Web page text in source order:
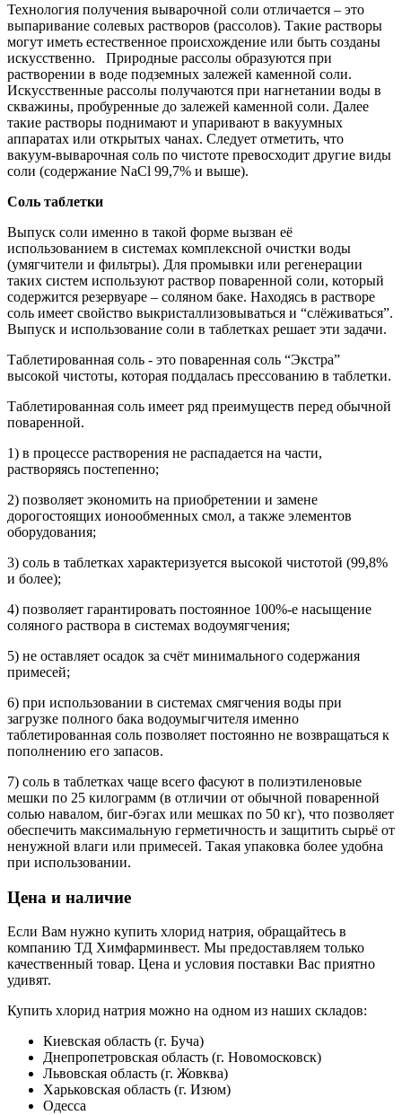
Технология получения выварочной соли отличается – это
выпаривание солевых растворов (рассолов). Такие растворы
могут иметь естественное происхождение или быть созданы
искусственно. Природные рассолы образуются при
растворении в воде подземных залежей каменной соли.
Искусственные рассолы получаются при нагнетании воды в
скважины, пробуренные до залежей каменной соли. Далее
такие растворы поднимают и упаривают в вакуумных
аппаратах или открытых чанах. Следует отметить, что
вакуум-выварочная соль по чистоте превосходит другие виды
соли (содержание NaCl 99,7% и выше).
Соль таблетки
Выпуск соли именно в такой форме вызван её
использованием в системах комплексной очистки воды
(умягчители и фильтры). Для промывки или регенерации
таких систем используют раствор поваренной соли, который
содержится резервуаре – соляном баке. Находясь в растворе
соль имеет свойство выкристаллизовываться и “слёживаться”.
Выпуск и использование соли в таблетках решает эти задачи.
Таблетированная соль - это поваренная соль “Экстра”
высокой чистоты, которая поддалась прессованию в таблетки.
Таблетированная соль имеет ряд преимуществ перед обычной
поваренной.
1) в процессе растворения не распадается на части,
растворяясь постепенно;
2) позволяет экономить на приобретении и замене
дорогостоящих ионообменных смол, а также элементов
оборудования;
3) соль в таблетках характеризуется высокой чистотой (99,8%
и более);
4) позволяет гарантировать постоянное 100%-е насыщение
соляного раствора в системах водоумягчения;
5) не оставляет осадок за счёт минимального содержания
примесей;
6) при использовании в системах смягчения воды при
загрузке полного бака водоумыгчителя именно
таблетированная соль позволяет постоянно не возвращаться к
пополнению его запасов.
7) соль в таблетках чаще всего фасуют в полиэтиленовые
мешки по 25 килограмм (в отличии от обычной поваренной
солью навалом, биг-бэгах или мешках по 50 кг), что позволяет
обеспечить максимальную герметичность и защитить сырьё от
ненужной влаги или примесей. Такая упаковка более удобна
при использовании.
Цена и наличие
Если Вам нужно купить хлорид натрия, обращайтесь в
компанию ТД Химфарминвест. Мы предоставляем только
качественный товар. Цена и условия поставки Вас приятно
удивят.
Купить хлорид натрия можно на одном из наших складов:
Киевская область (г. Буча)
Днепропетровская область (г. Новомосковск)
Львовская область (г. Жовква)
Харьковская область (г. Изюм)
Одесса